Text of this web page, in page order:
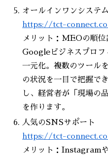
オールインワンシステ
https://tct-
メリット：MEOの順位
Googleビジネスプロフ
一元化。複数のツール
の状況を一目で把握で
し、経営者が「現場の
を作ります。
人気のSNSサポート
https://tct-
メリット：Instagram